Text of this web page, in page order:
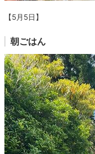
【5月5日】
朝ごはん